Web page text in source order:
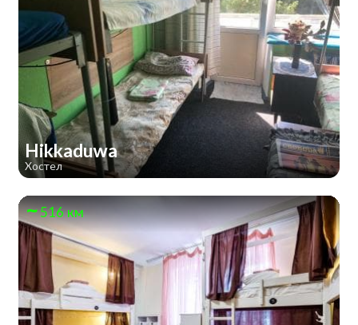
Hikkaduwa
Хостел
516 км